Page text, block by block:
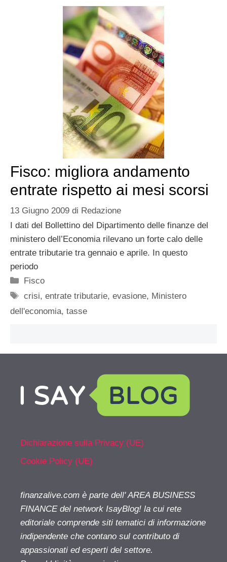
Fisco: migliora andamento
entrate rispetto ai mesi scorsi
13 Giugno 2009 di Redazione
I dati del Bollettino del Dipartimento delle finanze del
ministero dell’Economia rilevano un forte calo delle
entrate tributarie tra gennaio e aprile. In questo
periodo
Categorie
Fisco
Tag
crisi,entrate tributarie,evasione, Ministero
dell'economia, tasse
Dichiarazione sulla Privacy (UE)
Cookie Policy (UE)
finanzalive.com è parte dell' AREA BUSINESS
FINANCE del network IsayBlog! la cui rete
editoriale comprende siti tematici di informazione
indipendente che contano sul contributo di
appassionati ed esperti del settore.